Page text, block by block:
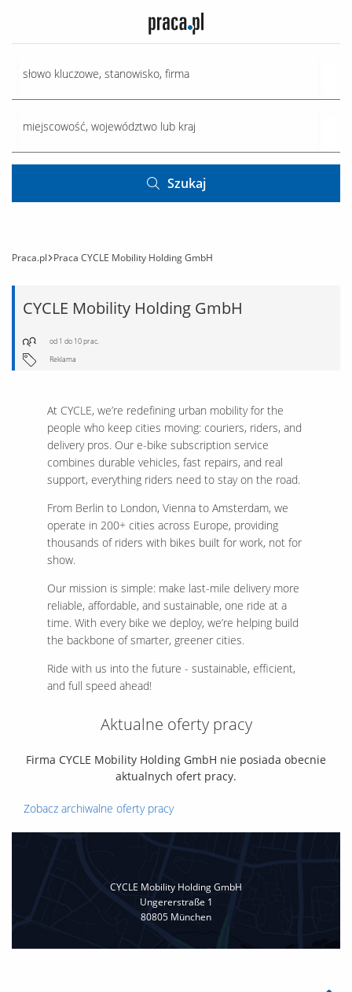
Szukaj
Praca.pl Praca CYCLE Mobility Holding GmbH
CYCLE Mobility Holding GmbH
od 1 do 10 prac.
Reklama
At CYCLE, we’re redefining urban mobility for the
people who keep cities moving: couriers, riders, and
delivery pros. Our e-bike subscription service
combines durable vehicles, fast repairs, and real
support, everything riders need to stay on the road.
From Berlin to London, Vienna to Amsterdam, we
operate in 200+ cities across Europe, providing
thousands of riders with bikes built for work, not for
show.
Our mission is simple: make last-mile delivery more
reliable, affordable, and sustainable, one ride at a
time. With every bike we deploy, we’re helping build
the backbone of smarter, greener cities.
Ride with us into the future - sustainable, efficient,
and full speed ahead!
Aktualne oferty pracy
Firma CYCLE Mobility Holding GmbH nie posiada obecnie
aktualnych ofert pracy.
Zobacz archiwalne oferty pracy
CYCLE Mobility Holding GmbH
Ungererstraße 1
80805 München